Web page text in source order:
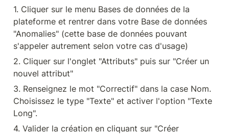
1. Cliquer sur le menu Bases de données de la
plateforme et rentrer dans votre Base de données
"Anomalies" (cette base de données pouvant
s'appeler autrement selon votre cas d'usage)
2. Cliquer sur l'onglet "Attributs" puis sur "Créer un
nouvel attribut"
3. Renseignez le mot "Correctif" dans la case Nom.
Choisissez le type "Texte" et activer l'option "Texte
Long".
4. Valider la création en cliquant sur "Créer